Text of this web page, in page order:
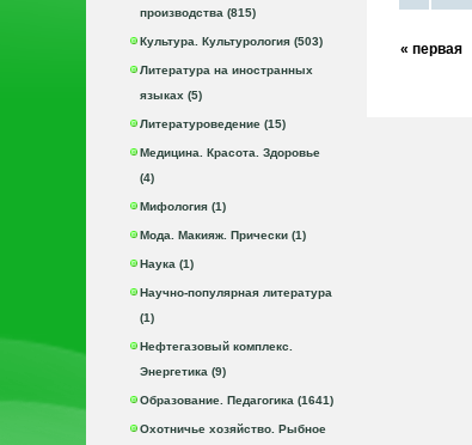
производства (815)
Культура. Культурология (503)
Литература на иностранных
языках (5)
Литературоведение (15)
Медицина. Красота. Здоровье
(4)
Мифология (1)
Мода. Макияж. Прически (1)
Наука (1)
Научно-популярная литература
(1)
Нефтегазовый комплекс.
Энергетика (9)
Образование. Педагогика (1641)
Охотничье хозяйство. Рыбное
« первая